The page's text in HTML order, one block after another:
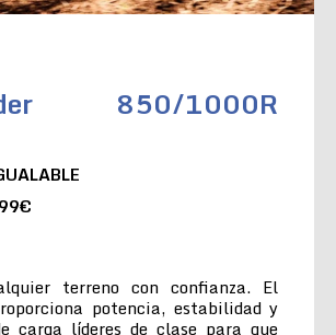
850/1000R
terreno con confianza. El
potencia, estabilidad y
carga líderes de clase para que